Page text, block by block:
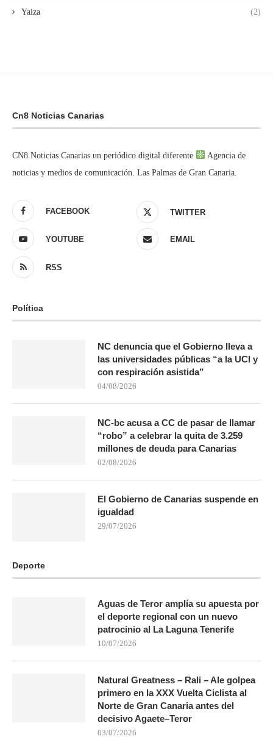
Yaiza (2)
Cn8 Noticias Canarias
CN8 Noticias Canarias un periódico digital diferente
Agencia de
noticias y medios de comunicación. Las Palmas de Gran Canaria.
FACEBOOK TWITTER
YOUTUBE EMAIL
RSS
Política
NC denuncia que el Gobierno lleva a
las universidades públicas “a la UCI y
con respiración asistida”
04/08/2026
NC-bc acusa a CC de pasar de llamar
“robo” a celebrar la quita de 3.259
millones de deuda para Canarias
02/08/2026
El Gobierno de Canarias suspende en
igualdad
29/07/2026
Deporte
Aguas de Teror amplía su apuesta por
el deporte regional con un nuevo
patrocinio al La Laguna Tenerife
10/07/2026
Natural Greatness – Rali – Ale golpea
primero en la XXX Vuelta Ciclista al
Norte de Gran Canaria antes del
decisivo Agaete–Teror
03/07/2026